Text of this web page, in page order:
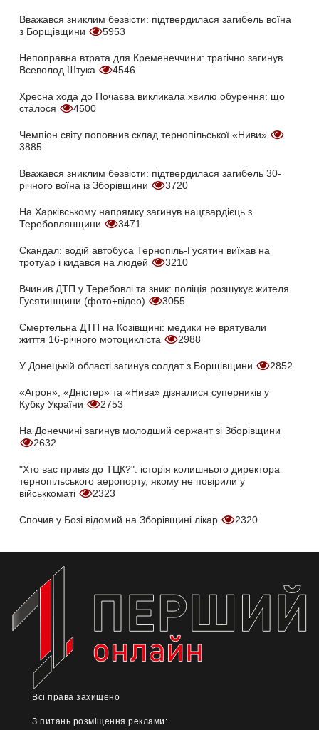
Вважався зниклим безвісти: підтвердилася загибель воїна
з Борщівщини
5953
Непоправна втрата для Кременеччини: трагічно загинув
Всеволод Штука
4546
Хресна хода до Почаєва викликала хвилю обурення: що
сталося
4500
Чемпіон світу поповнив склад тернопільської «Ниви»
3885
Вважався зниклим безвісти: підтвердилася загибель 30-
річного воїна із Зборівщини
3720
На Харківському напрямку загинув нацгвардієць з
Теребовлянщини
3471
Скандал: водій автобуса Тернопіль-Гусятин виїхав на
тротуар і кидався на людей
3210
Вчинив ДТП у Теребовлі та зник: поліція розшукує жителя
Гусятинщини (фото+відео)
3055
Смертельна ДТП на Козівщині: медики не врятували
життя 16-річного мотоцикліста
2988
У Донецькій області загинув солдат з Борщівщини 2852
«Агрон», «Дністер» та «Нива» дізналися суперників у
Кубку України
2753
На Донеччині загинув молодший сержант зі Зборівщини
2632
"Хто вас привіз до ТЦК?": історія колишнього директора
тернопільського аеропорту, якому не повірили у
військкоматі
2323
Спочив у Бозі відомий на Зборівщині лікар 2320
Всі права захищено
З питань розміщення реклами: